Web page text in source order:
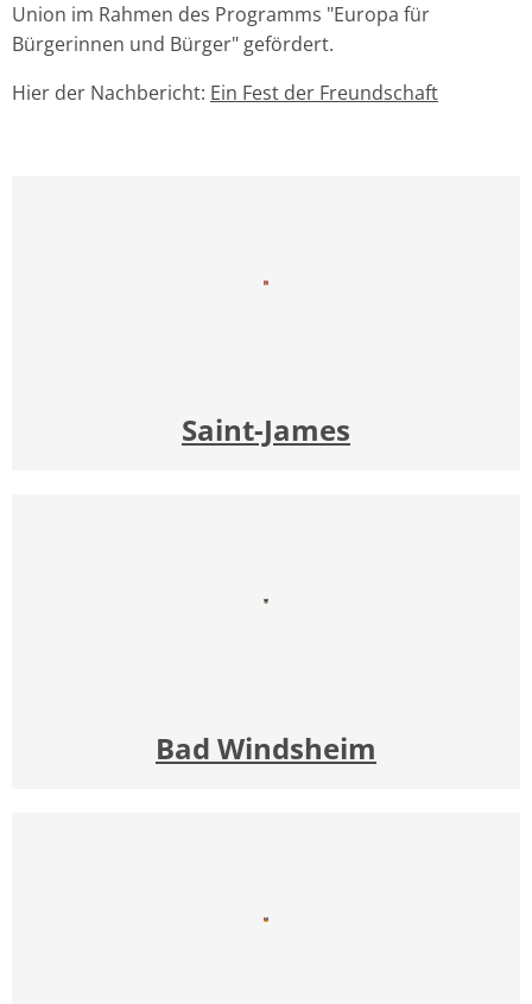
Union im Rahmen des Programms "Europa für
Bürgerinnen und Bürger" gefördert.
Hier der Nachbericht: Ein Fest der Freundschaft
Saint-James
Bad Windsheim